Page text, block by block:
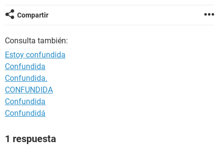
GLOSARIO
Compartir
Consulta también:
Estoy confundida
Confundida
Confundida.
CONFUNDIDA
Confundida
Confundidá
1 respuesta